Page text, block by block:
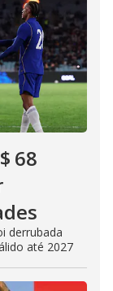
68
derrubada
até 2027